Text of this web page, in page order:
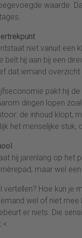
waarde.
niet vanuit
belt hij aan bij een
dat iemand
pakt hij
dingen lopen
de inhoud klopt,
het menselijke stuk,
hij jarenlang op het
maar wel
vertellen? Hoe kun je
wel of niet
er niets. Die